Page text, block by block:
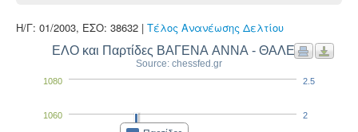
Η/Γ: 01/2003, ΕΣΟ: 38632 | Τέλος Ανανέωσης Δελτίου
ΕΛΟ και Παρτίδες ΒΑΓΕΝΑ ΑΝΝΑ - ΘΑΛΕΙΑ
Source: chessfed.gr
1060
1080
2
2.5